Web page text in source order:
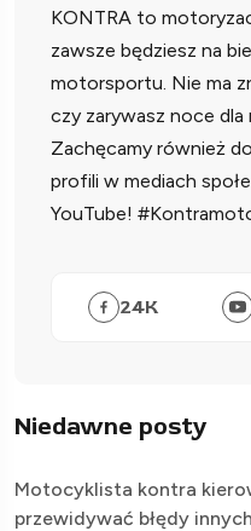
KONTRA to
zawsze będziesz na
motorsportu. Nie ma
czy zarywasz noce
Zachęcamy również
profili w mediach
YouTube!
24K
Niedawne posty
Motocyklista kontra
przewidywać błędy